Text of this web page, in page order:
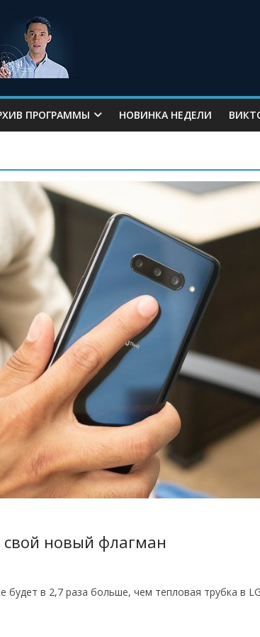
ПРОГРАММЫ НОВИНКА НЕДЕЛИ
свой новый флагман
будет в 2,7 раза больше, чем тепловая трубка в